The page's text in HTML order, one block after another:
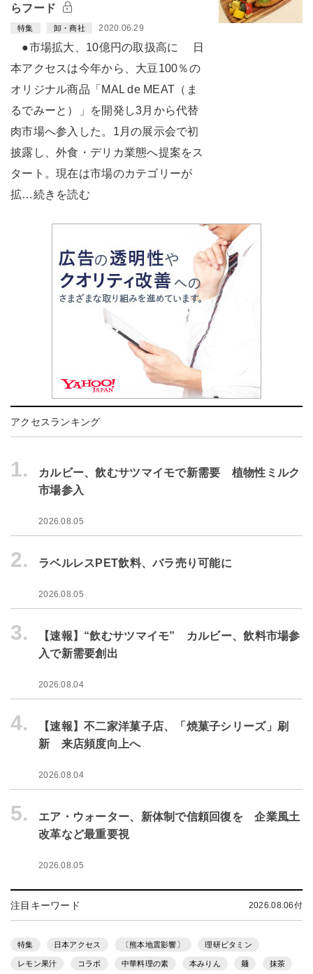
らフード
特集 卸・商社 2020.06.29
●市場拡大、10億円の取扱高に 日
本アクセスは今年から、大豆100％の
オリジナル商品「MAL de MEAT（ま
るでみーと）」を開発し3月から代替
肉市場へ参入した。1月の展示会で初
披露し、外食・デリカ業態へ提案をス
タート。現在は市場のカテゴリーが
拡…続きを読む
アクセスランキング
1.
カルビー、飲むサツマイモで新需要 植物性ミルク
市場参入
2026.08.05
2. ラベルレスPET飲料、バラ売り可能に
2026.08.05
3.
【速報】“飲むサツマイモ” カルビー、飲料市場参
入で新需要創出
2026.08.04
4.
【速報】不二家洋菓子店、「焼菓子シリーズ」刷
新 来店頻度向上へ
2026.08.04
5.
エア・ウォーター、新体制で信頼回復を 企業風土
改革など最重要視
2026.08.05
注目キーワード 2026.08.06付
特集 日本アクセス 〔熊本地震影響〕 理研ビタミン
レモン果汁 コラボ 中華料理の素 本みりん 麺 抹茶